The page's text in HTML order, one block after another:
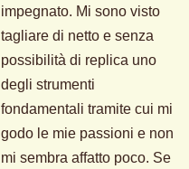
impegnato. Mi sono visto
tagliare di netto e senza
possibilità di replica uno
degli strumenti
fondamentali tramite cui mi
godo le mie passioni e non
mi sembra affatto poco. Se